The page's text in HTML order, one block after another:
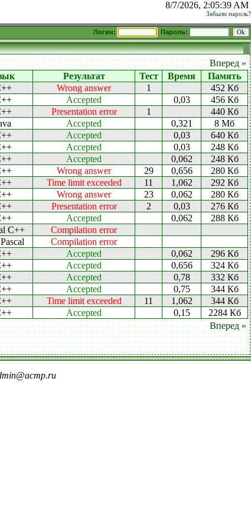
8/7/2026, 2:05:39 AM
Забыли пароль?
Логин: Пароль:
Вперед »
Результат Тест Время
Память
Wrong answer 1
452 Кб
Accepted 0,03
456 Кб
Presentation error 1
440 Кб
Accepted 0,321
8 Мб
Accepted 0,03
640 Кб
Accepted 0,03
248 Кб
Accepted 0,062
248 Кб
Wrong answer 29 0,656
280 Кб
Time limit exceeded 11 1,062
292 Кб
Wrong answer 23 0,062
280 Кб
Presentation error 2 0,03
276 Кб
Accepted 0,062
288 Кб
C++
Compilation error
Compilation error
Accepted 0,062
296 Кб
Accepted 0,656
324 Кб
Accepted 0,78
332 Кб
Accepted 0,75
344 Кб
Time limit exceeded 11 1,062
344 Кб
Accepted 0,15
2284 Кб
Вперед »